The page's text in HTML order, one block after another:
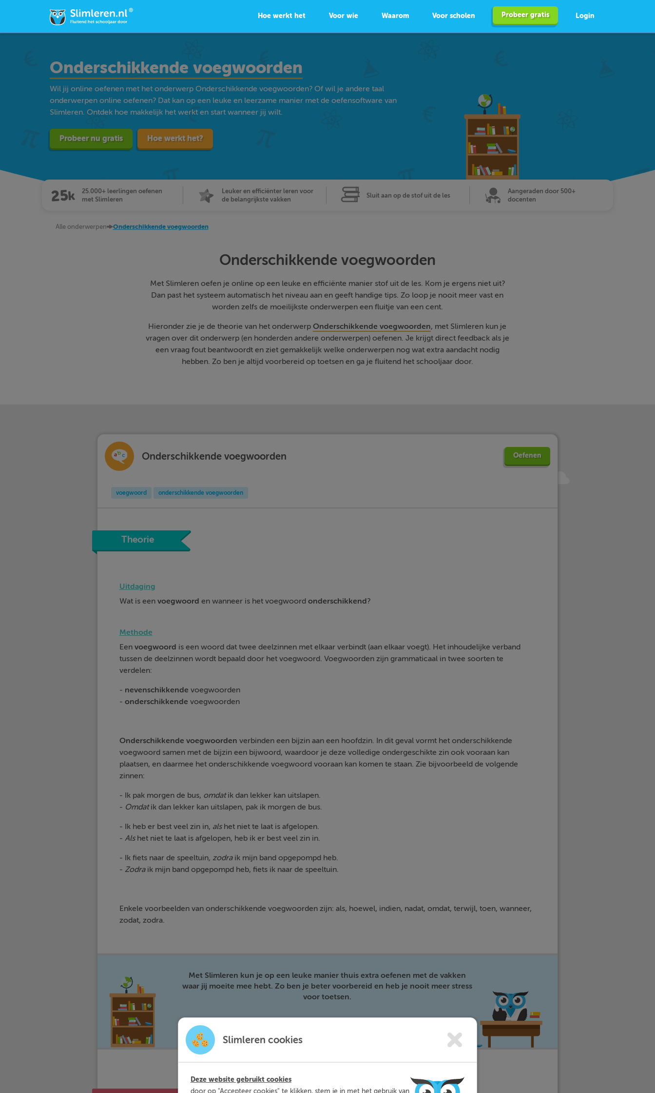
Hoe werkt het Voor wie Waarom Voor scholen Probeer gratis Login
Onderschikkende voegwoorden
Wil jij online oefenen met het onderwerp Onderschikkende voegwoorden? Of wil je andere taal
onderwerpen online oefenen? Dat kan op een leuke en leerzame manier met de oefensoftware van
Slimleren. Ontdek hoe makkelijk het werkt en start wanneer jij wilt.
Probeer nu gratis Hoe werkt het?
25.000+ leerlingen oefenen
met Slimleren
Leuker en efficiënter leren voor
de belangrijkste vakken
Sluit aan op de stof uit de les
Aangeraden door 500+
docenten
Alle onderwerpen Onderschikkende voegwoorden
Onderschikkende voegwoorden
Met Slimleren oefen je online op een leuke en efficiënte manier stof uit de les. Kom je ergens niet uit?
Dan past het systeem automatisch het niveau aan en geeft handige tips. Zo loop je nooit meer vast en
worden zelfs de moeilijkste onderwerpen een fluitje van een cent.
Hieronder zie je de theorie van het onderwerpOnderschikkende voegwoorden, met Slimleren kun je
vragen over dit onderwerp (en honderden andere onderwerpen) oefenen. Je krijgt direct feedback als je
een vraag fout beantwoordt en ziet gemakkelijk welke onderwerpen nog wat extra aandacht nodig
hebben. Zo ben je altijd voorbereid op toetsen en ga je fluitend het schooljaar door.
Onderschikkende voegwoorden Oefenen
voegwoord onderschikkende voegwoorden
Theorie
Uitdaging
Wat is een voegwoord en wanneer is het voegwoord onderschikkend?
Methode
Een voegwoord is een woord dat twee deelzinnen met elkaar verbindt (aan elkaar voegt). Het inhoudelijke verband
tussen de deelzinnen wordt bepaald door het voegwoord. Voegwoorden zijn grammaticaal in twee soorten te
verdelen:
- nevenschikkende voegwoorden
- onderschikkende voegwoorden
Onderschikkende voegwoorden verbinden een bijzin aan een hoofdzin. In dit geval vormt het onderschikkende
voegwoord samen met de bijzin een bijwoord, waardoor je deze volledige ondergeschikte zin ook vooraan kan
plaatsen, en daarmee het onderschikkende voegwoord vooraan kan komen te staan. Zie bijvoorbeeld de volgende
zinnen:
- Ik pak morgen de bus, omdatik dan lekker kan uitslapen.
- Omdatik dan lekker kan uitslapen, pak ik morgen de bus.
- Ik heb er best veel zin in, alshet niet te laat is afgelopen.
- Alshet niet te laat is afgelopen, heb ik er best veel zin in.
- Ik fiets naar de speeltuin, zodraik mijn band opgepompd heb.
- Zodraik mijn band opgepompd heb, fiets ik naar de speeltuin.
Enkele voorbeelden van onderschikkende voegwoorden zijn: als, hoewel, indien, nadat, omdat, terwijl, toen, wanneer,
zodat, zodra.
Met Slimleren kun je op een leuke manier thuis extra oefenen met de vakken
waar jij moeite mee hebt. Zo ben je beter voorbereid en heb je nooit meer stress
voor toetsen.
Slimleren cookies
Deze website gebruikt cookies
door op "Accepteer cookies" te klikken, stem je in met het gebruik van